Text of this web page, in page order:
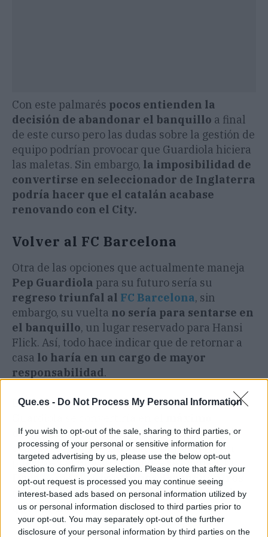
Que.es - Do Not Process My Personal Information
If you wish to opt-out of the sale, sharing to third parties, or
processing of your personal or sensitive information for
targeted advertising by us, please use the below opt-out
section to confirm your selection. Please note that after your
opt-out request is processed you may continue seeing
interest-based ads based on personal information utilized by
us or personal information disclosed to third parties prior to
your opt-out. You may separately opt-out of the further
disclosure of your personal information by third parties on the
Con este palmarés pocos entienden la
decisión de abandonar el banquillo a final
de este curso pero las dudas sobre la gestión de
equipo podrían provocar que Guardiola hiciera
las maletas. Sin embargo, la imposibilidad de
convertirse en seleccionador de Inglaterra
podría hacer que el catalán acabase
renovando con el City.
Volver al FC Barcelona
Otra de las opciones que actualmente maneja
Pep Guardiola para su futuro sería su
regreso triunfal al FC Barcelona, sin
embargo, su vuelta no sería para sentarse en
el banquillo, un lugar reservado para Hansi
Flick. Así, todo hace indicar que de retornar a
casa lo haría en un cargo de mayor
responsabilidad.
En este sentido, hay quien especula con que
dirigente de La Masíapero también podría
ocupar el cargo deDirector Deportivo , un
puesto en el que actualmente se encuentra
Decopero cuyoscontinuos desencuentros
con el entrenador por los fichajes podría
quedar libre.